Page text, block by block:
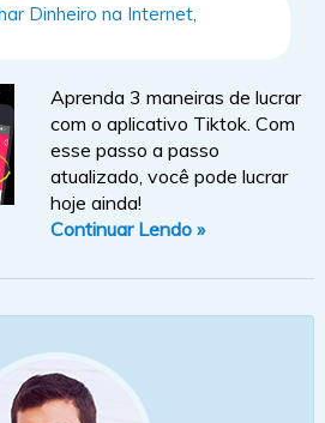
Dinheiro na Internet,
Aprenda 3 maneiras de lucrar
com o aplicativo Tiktok. Com
esse passo a passo
atualizado, você pode lucrar
hoje ainda!
Continuar Lendo »